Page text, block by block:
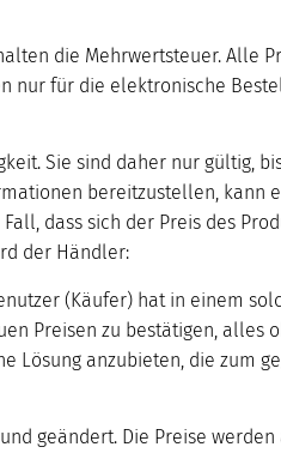
die Mehrwertsteuer. Alle
nur für die elektronische
Sie sind daher nur gültig,
bereitzustellen, kann
dass sich der Preis des
der Händler:
(Käufer) hat in einem
Preisen zu bestätigen, alles
anzubieten, die zum
geändert. Die Preise